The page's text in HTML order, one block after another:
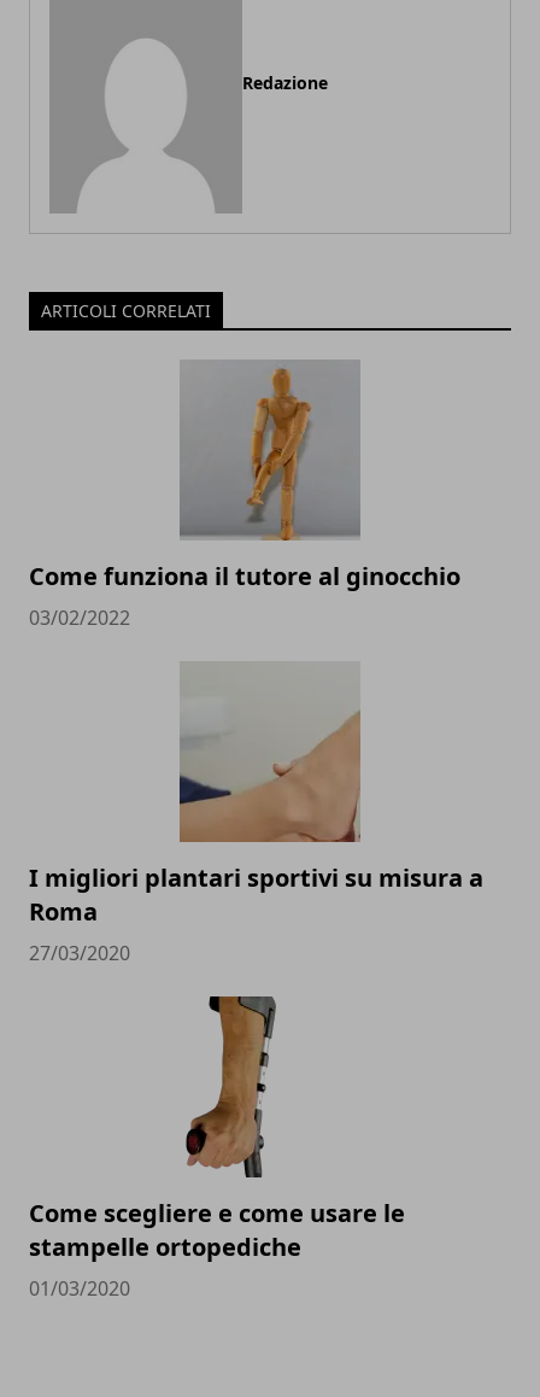
Redazione
ARTICOLI CORRELATI
Come funziona il tutore al ginocchio
03/02/2022
I migliori plantari sportivi su misura a
Roma
27/03/2020
Come scegliere e come usare le
stampelle ortopediche
01/03/2020